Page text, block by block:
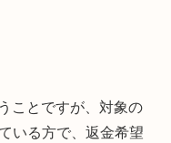
ことですが、対象の
いる方で、返金希望